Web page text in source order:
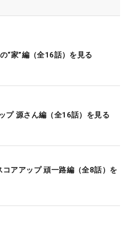
“家”編（全16話）を見る
プ 源さん編（全16話）を見る
コアアップ 頑一路編（全8話）を